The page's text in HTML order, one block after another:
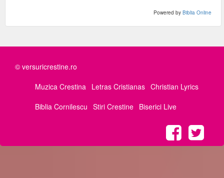
Powered by Biblia Online
© versuricrestine.ro
Muzica Crestina Letras Cristianas Christian Lyrics
Biblia Cornilescu Stiri Crestine Biserici Live